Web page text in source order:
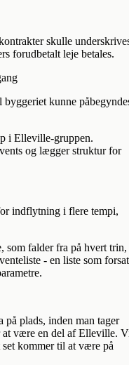
skulle
forudbetalt leje betales.
kunne
i Elleville-gruppen.
og lægger struktur for
indflytning i flere tempi,
falder fra på hvert trin,
- en liste som forsat
plads, inden man tager
at være en del af Elleville.
kommer til at være på